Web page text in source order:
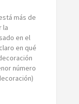
más de
la
en el
en qué
número